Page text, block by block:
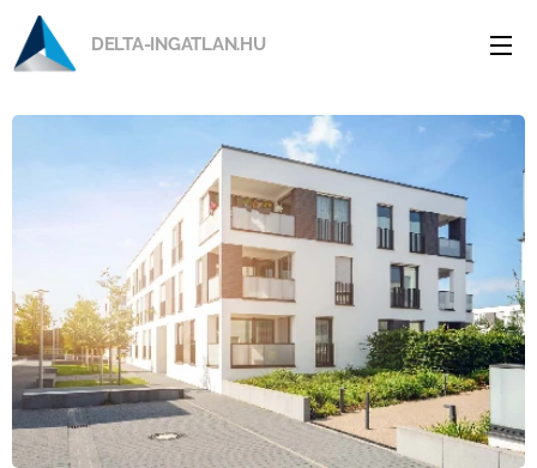
DELTA-INGATLAN.HU